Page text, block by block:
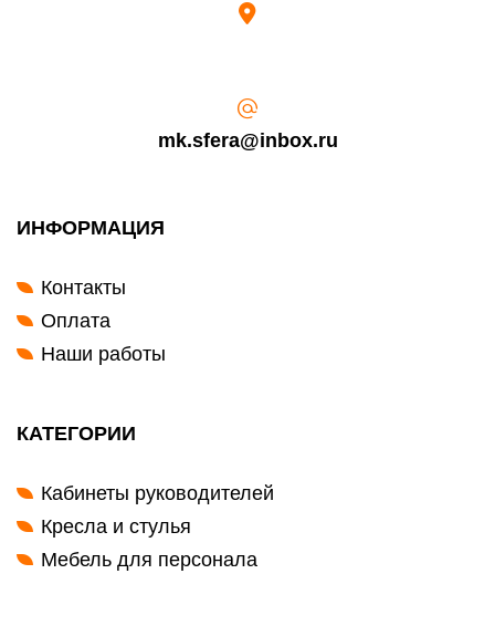
mk.sfera@inbox.ru
ИНФОРМАЦИЯ
Контакты
Оплата
Наши работы
КАТЕГОРИИ
Кабинеты руководителей
Кресла и стулья
Мебель для персонала